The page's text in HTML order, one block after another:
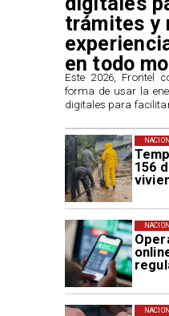
156
trámites y
en todo
​Este 2026, Frontel
forma de usar la
digitales para